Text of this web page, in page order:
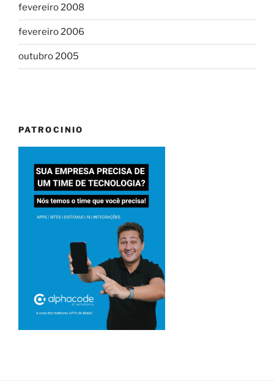
fevereiro 2008
fevereiro 2006
outubro 2005
PATROCINIO